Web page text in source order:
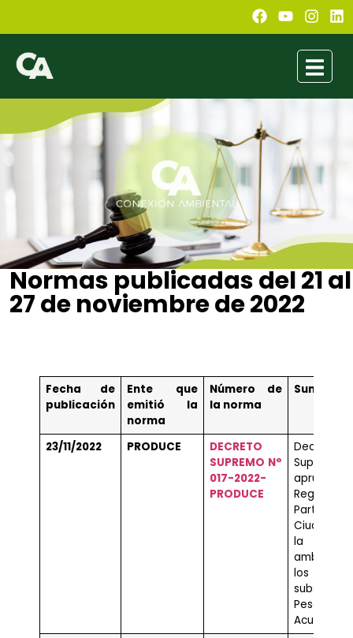
Normas publicadas del 21 al
27 de noviembre de 2022
Fecha de
publicación
Ente que
emitió la
norma
Número de
la norma
Sumilla
23/11/2022 PRODUCE
DECRETO
SUPREMO N°
017-2022-
PRODUCE
Decreto
la
los